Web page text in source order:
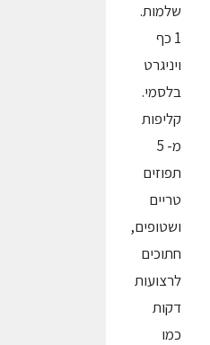
שלמות.
1 כף
ויניגרט
בלסמי.
קליפות
מ- 5
תפוזים
טריים
ושטופים,
חתוכים
לרצועות
דקות
כמו